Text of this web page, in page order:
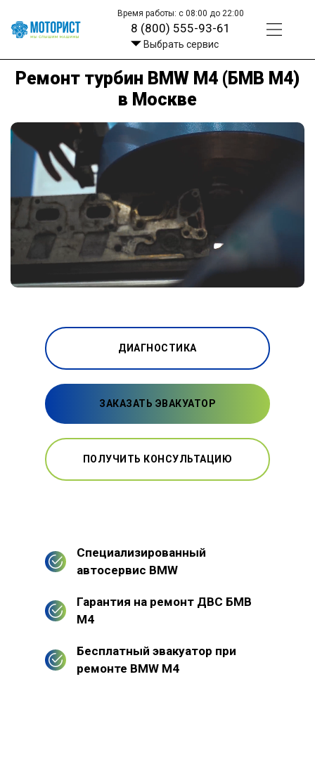
Время работы: с 08:00 до 22:00
8 (800) 555-93-61
Выбрать сервис
Ремонт турбин BMW M4 (БМВ М4)
в Москве
ДИАГНОСТИКА
ЗАКАЗАТЬ ЭВАКУАТОР
ПОЛУЧИТЬ КОНСУЛЬТАЦИЮ
Специализированный
автосервис BMW
Гарантия на ремонт ДВС БМВ
М4
Бесплатный эвакуатор при
ремонте BMW M4